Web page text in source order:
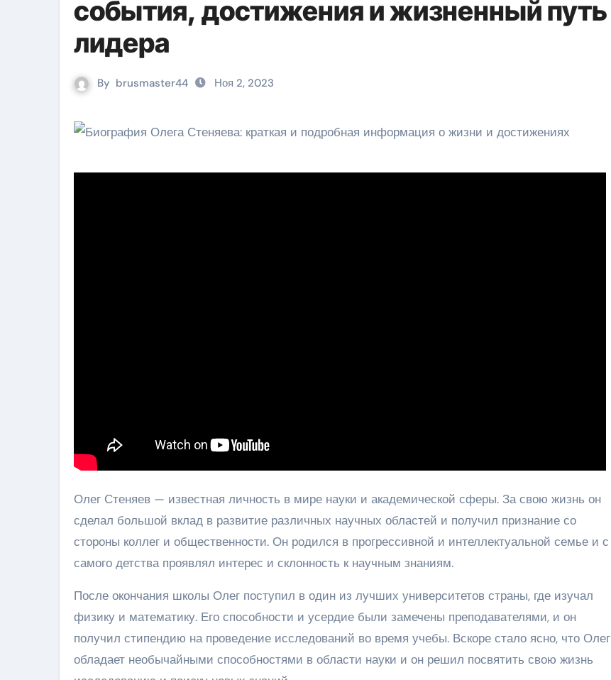
события, достижения и жизненный путь
лидера
By brusmaster44 Ноя 2, 2023
Олег Стеняев — известная личность в мире науки и академической сферы. За свою жизнь он
сделал большой вклад в развитие различных научных областей и получил признание со
стороны коллег и общественности. Он родился в прогрессивной и интеллектуальной семье и с
самого детства проявлял интерес и склонность к научным знаниям.
После окончания школы Олег поступил в один из лучших университетов страны, где изучал
физику и математику. Его способности и усердие были замечены преподавателями, и он
получил стипендию на проведение исследований во время учебы. Вскоре стало ясно, что Олег
обладает необычайными способностями в области науки и он решил посвятить свою жизнь